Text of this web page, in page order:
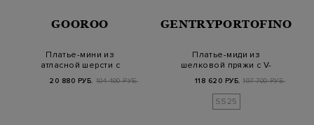
GOOROO
Платье-мини из
атласной шерсти с
деталями в стиле
пидж…
20 880 РУБ. 104 400 РУБ.
GENTRYPORTOFINO
Платье-миди из
шелковой пряжи с V-
образным вырезом
118 620 РУБ. 197 700 РУБ.
SS25